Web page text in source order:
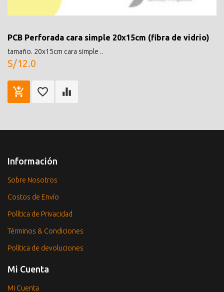
PCB Perforada cara simple 20x15cm (fibra de vidrio)
tamaño. 20x15cm cara simple ..
S/12.0
Información
Sobre Nosotros
Costos de Envío
Política de Privacidad
Términos & Condiciones
Política de devoluciones
Mi Cuenta
Mi Cuenta